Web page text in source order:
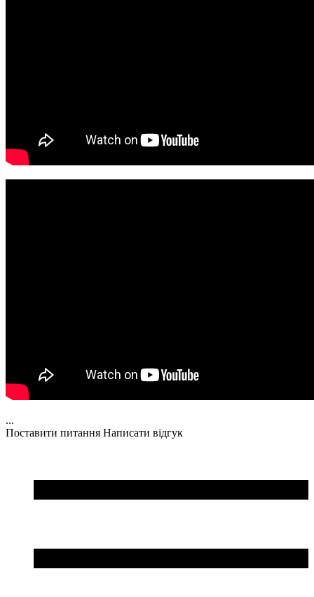
...
Поставити питання Написати відгук